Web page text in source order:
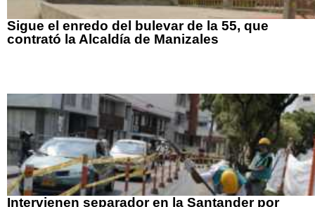
Sigue el enredo del bulevar de la 55, que
contrató la Alcaldía de Manizales
Intervienen separador en la Santander por